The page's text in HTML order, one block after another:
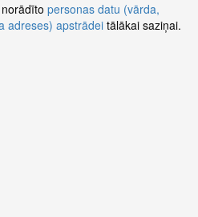
personas datu (vārda,
adreses) apstrādei tālākai saziņai.